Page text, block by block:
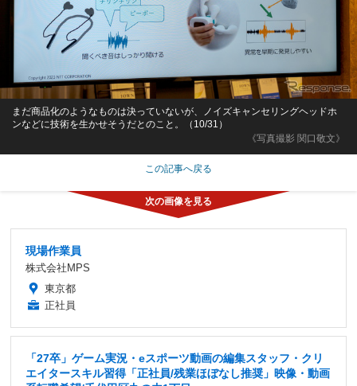
《写真撮影 関口敬文》
まだ商品化のようなものは決っていないが、ノイズキャンセリングヘッドホ
ンなどに技術を生かせそうだとのこと。（10/31）
この記事へ戻る
現場作業員
株式会社MPS
東京都
正社員
「27卒」ゲーム実況・eスポーツ動画の編集スタッフ・クリ
エイタースキル習得「正社員/残業ほぼなし推奨」映像・動画